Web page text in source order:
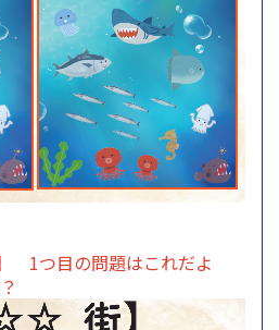
1つ目の問題はこれだよ